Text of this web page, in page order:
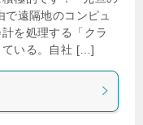
遠隔地のコンピュ
を処理する「クラ
ている。自社 […]